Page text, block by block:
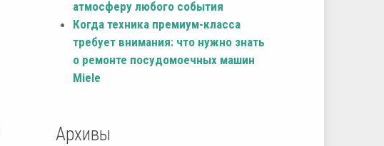
атмосферу любого события
Когда техника премиум-класса
требует внимания: что нужно знать
о ремонте посудомоечных машин
Miele
Архивы